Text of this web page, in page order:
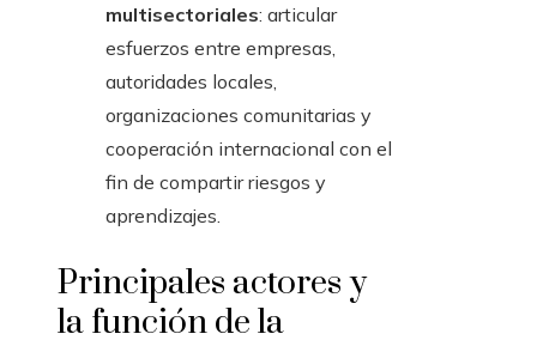
multisectoriales: articular
esfuerzos entre empresas,
autoridades locales,
organizaciones comunitarias y
cooperación internacional con el
fin de compartir riesgos y
aprendizajes.
Principales actores y
la función de la